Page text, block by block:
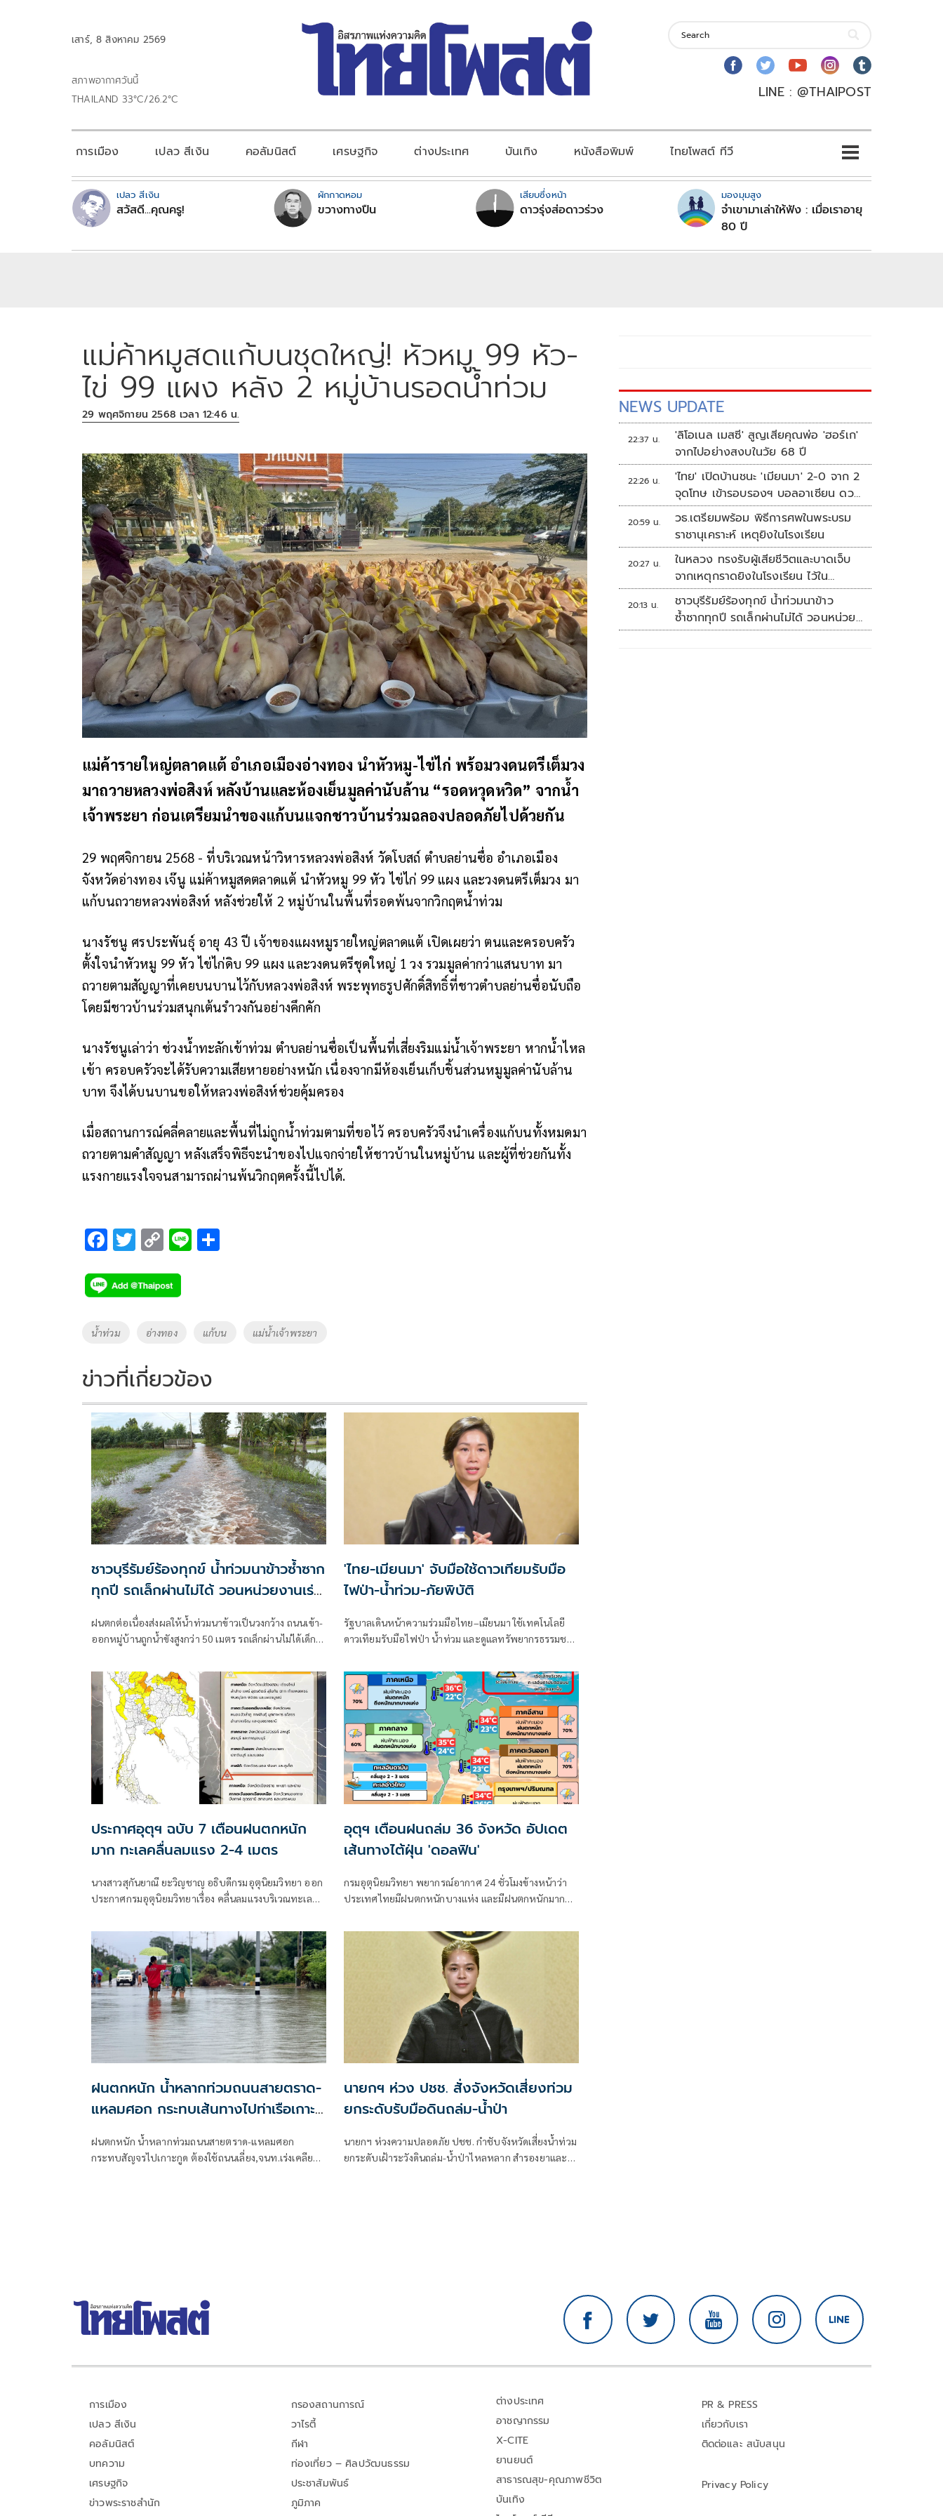
เสาร์, 8 สิงหาคม 2569
สภาพอากาศวันนี้
THAILAND 33°C/26.2°C
LINE : @THAIPOST
การเมือง เปลว สีเงิน คอลัมนิสต์ เศรษฐกิจ ต่างประเทศ บันเทิง หนังสือพิมพ์ ไทยโพสต์ ทีวี
เปลว สีเงิน
สวัสดี...คุณครู!
ผักกาดหอม
ขวางทางปืน
เสียบซึ่งหน้า
ดาวรุ่งส่อดาวร่วง
มองมุมสูง
จำเขามาเล่าให้ฟัง : เมื่อเราอายุ
80 ปี
แม่ค้าหมูสดแก้บนชุดใหญ่! หัวหมู 99 หัว-
ไข่ 99 แผง หลัง 2 หมู่บ้านรอดน้ำท่วม
29 พฤศจิกายน 2568 เวลา 12:46 น.
แม่ค้ารายใหญ่ตลาดแต้ อำเภอเมืองอ่างทอง นำหัวหมู-ไข่ไก่ พร้อมวงดนตรีเต็มวง
มาถวายหลวงพ่อสิงห์ หลังบ้านและห้องเย็นมูลค่านับล้าน “รอดหวุดหวิด” จากน้ำ
เจ้าพระยา ก่อนเตรียมนำของแก้บนแจกชาวบ้านร่วมฉลองปลอดภัยไปด้วยกัน
29 พฤศจิกายน 2568 - ที่บริเวณหน้าวิหารหลวงพ่อสิงห์ วัดโบสถ์ ตำบลย่านซื่อ อำเภอเมือง
จังหวัดอ่างทอง เจ๊นู แม่ค้าหมูสดตลาดแต้ นำหัวหมู 99 หัว ไข่ไก่ 99 แผง และวงดนตรีเต็มวง มา
แก้บนถวายหลวงพ่อสิงห์ หลังช่วยให้ 2 หมู่บ้านในพื้นที่รอดพ้นจากวิกฤตน้ำท่วม
นางรัชนู ศรประพันธุ์ อายุ 43 ปี เจ้าของแผงหมูรายใหญ่ตลาดแต้ เปิดเผยว่า ตนและครอบครัว
ตั้งใจนำหัวหมู 99 หัว ไข่ไก่ดิบ 99 แผง และวงดนตรีชุดใหญ่ 1 วง รวมมูลค่ากว่าแสนบาท มา
ถวายตามสัญญาที่เคยบนบานไว้กับหลวงพ่อสิงห์ พระพุทธรูปศักดิ์สิทธิ์ที่ชาวตำบลย่านซื่อนับถือ
โดยมีชาวบ้านร่วมสนุกเต้นรำวงกันอย่างคึกคัก
นางรัชนูเล่าว่า ช่วงน้ำทะลักเข้าท่วม ตำบลย่านซื่อเป็นพื้นที่เสี่ยงริมแม่น้ำเจ้าพระยา หากน้ำไหล
เข้า ครอบครัวจะได้รับความเสียหายอย่างหนัก เนื่องจากมีห้องเย็นเก็บชิ้นส่วนหมูมูลค่านับล้าน
บาท จึงได้บนบานขอให้หลวงพ่อสิงห์ช่วยคุ้มครอง
เมื่อสถานการณ์คลี่คลายและพื้นที่ไม่ถูกน้ำท่วมตามที่ขอไว้ ครอบครัวจึงนำเครื่องแก้บนทั้งหมดมา
ถวายตามคำสัญญา หลังเสร็จพิธีจะนำของไปแจกจ่ายให้ชาวบ้านในหมู่บ้าน และผู้ที่ช่วยกันทั้ง
แรงกายแรงใจจนสามารถผ่านพ้นวิกฤตครั้งนี้ไปได้.
F
e
b
o
k
T
tt
er
C
p
y
Li
k
Li
Tags
น้ำท่วม อ่างทอง แก้บน แม่น้ำเจ้าพระยา
ข่าวที่เกี่ยวข้อง
ชาวบุรีรัมย์ร้องทุกข์ น้ำท่วมนาข้าวซ้ำซาก
ทุกปี รถเล็กผ่านไม่ได้ วอนหน่วยงานเร่ง
ฝนตกต่อเนื่องส่งผลให้น้ำท่วมนาข้าวเป็นวงกว้าง ถนนเข้า-
ออกหมู่บ้านถูกน้ำขังสูงกว่า 50 เมตร รถเล็กผ่านไม่ได้เด็ก
มาหลายปีวอนหน่วยงานที่เกี่ยวข้องแก้ไข ขณะ อบต.เคย
เสนอของบมาวางบล็อกคอนเวิร์สแก้ปัญหาระยะยาว แต่
ถูกโยกไปที่อื่น เตรียมหางบทำถนนให้สูงขึ้นบรรเทาความ
เดือดร้อน
'ไทย-เมียนมา' จับมือใช้ดาวเทียมรับมือ
ไฟป่า-น้ำท่วม-ภัยพิบัติ
รัฐบาลเดินหน้าความร่วมมือไทย–เมียนมา ใช้เทคโนโลยี
ดาวเทียมรับมือไฟป่า น้ำท่วม และดูแลทรัพยากรธรรมชาติ
กัน
ประกาศอุตุฯ ฉบับ 7 เตือนฝนตกหนัก
มาก ทะเลคลื่นลมแรง 2-4 เมตร
นางสาวสุกันยาณี ยะวิญชาญ อธิบดีกรมอุตุนิยมวิทยา ออก
ประกาศกรมอุตุนิยมวิทยาเรื่อง คลื่นลมแรงบริเวณทะเล
หนักมากบริเวณประเทศไทย
อุตุฯ เตือนฝนถล่ม 36 จังหวัด อัปเดต
เส้นทางไต้ฝุ่น 'ดอลฟิน'
กรมอุตุนิยมวิทยา พยากรณ์อากาศ 24 ชั่วโมงข้างหน้าว่า
ประเทศไทยมีฝนตกหนักบางแห่ง และมีฝนตกหนักมาก
ตะวันออก
ฝนตกหนัก น้ำหลากท่วมถนนสายตราด-
แหลมศอก กระทบเส้นทางไปท่าเรือเกาะ
ฝนตกหนัก น้ำหลากท่วมถนนสายตราด-แหลมศอก
กระทบสัญจรไปเกาะกูด ต้องใช้ถนนเลี่ยง,จนท.เร่งเคลียร์
นายกฯ ห่วง ปชช. สั่งจังหวัดเสี่ยงท่วม
ยกระดับรับมือดินถล่ม-น้ำป่า
นายกฯ ห่วงความปลอดภัย ปชช. กำชับจังหวัดเสี่ยงน้ำท่วม
ยกระดับเฝ้าระวังดินถล่ม-น้ำป่าไหลหลาก สำรองยาและ
NEWS UPDATE
22:37 น.
'ลิโอเนล เมสซี' สูญเสียคุณพ่อ 'ฮอร์เก'
จากไปอย่างสงบในวัย 68 ปี
22:26 น.
'ไทย' เปิดบ้านชนะ 'เมียนมา' 2-0 จาก 2
จุดโทษ เข้ารอบรองฯ บอลอาเซียน ดวล
'สิงคโปร์'
20:59 น.
วธ.เตรียมพร้อม พิธีการศพในพระบรม
ราชานุเคราะห์ เหตุยิงในโรงเรียน
20:27 น.
ในหลวง ทรงรับผู้เสียชีวิตและบาดเจ็บ
จากเหตุกราดยิงในโรงเรียน ไว้ใน
พระบรมราชานุเคราะห์
20:13 น.
ชาวบุรีรัมย์ร้องทุกข์ น้ำท่วมนาข้าว
ซ้ำซากทุกปี รถเล็กผ่านไม่ได้ วอนหน่วย
งานเร่งแก้ไข
การเมือง
เปลว สีเงิน
คอลัมนิสต์
บทความ
เศรษฐกิจ
ข่าวพระราชสำนัก
กรองสถานการณ์
วาไรตี้
กีฬา
ท่องเที่ยว – ศิลปวัฒนธรรม
ประชาสัมพันธ์
ภูมิภาค
ต่างประเทศ
อาชญากรรม
X-CITE
ยานยนต์
สาธารณสุข-คุณภาพชีวิต
บันเทิง
PR & PRESS
เกี่ยวกับเรา
ติดต่อและ สนับสนุน
Privacy Policy